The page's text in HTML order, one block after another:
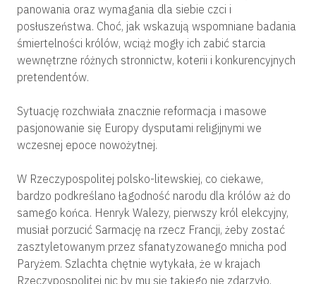
panowania oraz wymagania dla siebie czci i
posłuszeństwa. Choć, jak wskazują wspomniane badania
śmiertelności królów, wciąż mogły ich zabić starcia
wewnętrzne różnych stronnictw, koterii i konkurencyjnych
pretendentów.
Sytuację rozchwiała znacznie reformacja i masowe
pasjonowanie się Europy dysputami religijnymi we
wczesnej epoce nowożytnej.
W Rzeczypospolitej polsko-litewskiej, co ciekawe,
bardzo podkreślano łagodność narodu dla królów aż do
samego końca. Henryk Walezy, pierwszy król elekcyjny,
musiał porzucić Sarmację na rzecz Francji, żeby zostać
zasztyletowanym przez sfanatyzowanego mnicha pod
Paryżem. Szlachta chętnie wytykała, że w krajach
Rzeczypospolitej nic by mu się takiego nie zdarzyło.